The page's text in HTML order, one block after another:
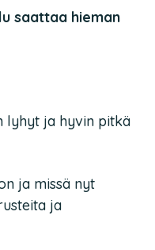
saattaa hieman
lyhyt ja hyvin pitkä
ja missä nyt
ja